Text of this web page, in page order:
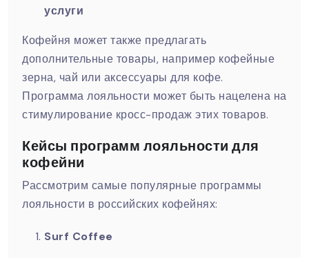
услуги
Кофейня может также предлагать
дополнительные товары, например кофейные
зерна, чай или аксессуары для кофе.
Программа лояльности может быть нацелена на
стимулирование кросс-продаж этих товаров.
Кейсы программ лояльности для
кофейни
Рассмотрим самые популярные программы
лояльности в российских кофейнях:
Surf Coffee